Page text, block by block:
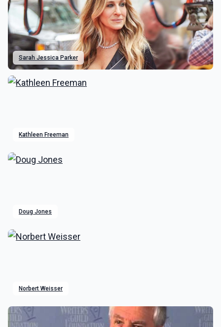
Sarah Jessica Parker
Kathleen Freeman
Doug Jones
Norbert Weisser